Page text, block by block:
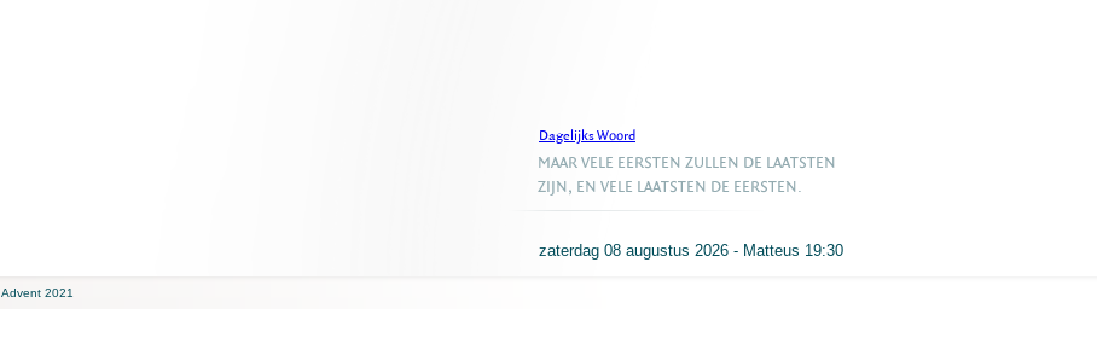
Dagelijks Woord
zaterdag 08 augustus 2026 - Matteus 19:30
MAAR VELE EERSTEN ZULLEN DE LAATSTEN
ZIJN, EN VELE LAATSTEN DE EERSTEN.
Advent 2021